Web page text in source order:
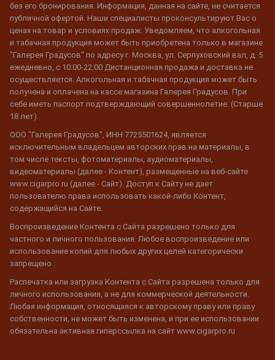
без его бронирования. Информация, данная на сайте, не считается
публичной офертой. Наши специалисты проконсультируют Вас о
ценах на товар и условиях продаж. Уведомляем, что алкогольная
и табачная продукция может быть приобретена только в магазине
"Галерея Градусов" по адресу г. Москва, ул. Серпуховский вал, д. 5
ежедневно, с 10:00-22:00 Дистанционная продажа и доставка не
осуществляется. Алкогольная и табачная продукция может быть
получена и оплачена на кассе магазина Галерея Градусов. При
себе иметь паспорт подтверждающий совершеннолетие. (Старше
18 лет)
ООО "Галерея Градусов", ИНН 7725501624, является
исключительным владельцем авторских прав на материалы, в
том числе тексты, фотоматериалы, аудиоматериалы,
видеоматериалы (далее - Контент), размещенные на веб-сайте
www.cigarpro.ru (далее - Сайт). Доступ к Сайту не дает
пользователю права использовать какой-либо Контент,
содержащийся на Сайте.
Воспроизведение Контента с Сайта разрешено только для
частного и личного пользования. Любое воспроизведение или
использование копий для любых других целей категорически
запрещено.
Распечатка или загрузка Контента с Сайта разрешена только для
личного использования, а не для коммерческой деятельности.
Любая информация, относящаяся к авторскому праву или праву
собственности, не может быть изменена, и при ее использовании
обязательна активная гиперссылка на сайт www.cigarpro.ru